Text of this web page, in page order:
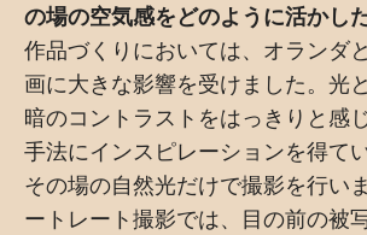
の場の空気感をどのように活かし
作品づくりにおいては、オランダ
画に大きな影響を受けました。光
暗のコントラストをはっきりと感
手法にインスピレーションを得て
その場の自然光だけで撮影を行い
ートレート撮影では、目の前の被